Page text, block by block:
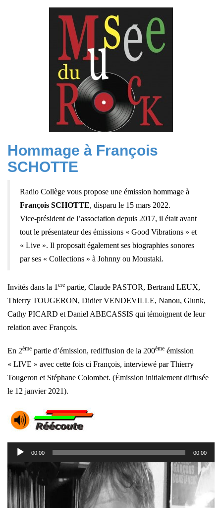
Hommage à François
SCHOTTE
Radio Collège vous propose une émission hommage à
François SCHOTTE, disparu le 15 mars 2022.
Vice-président de l’association depuis 2017, il était avant
tout le présentateur des émissions « Good Vibrations » et
« Live ». Il proposait également ses biographies sonores
par ses « Collections » à Johnny ou Moustaki.
Invités dans la 1 ere partie, Claude PASTOR, Bertrand LEUX,
Thierry TOUGERON, Didier VENDEVILLE, Nanou, Glunk,
Cathy PICARD et Daniel ABECASSIS qui témoignent de leur
relation avec François.
En 2ème partie d’émission, rediffusion de la 200ème émission
« LIVE » avec cette fois ci François, interviewé parThierry
Tougeron et Stéphane Colombet. (Émission initialement diffusée
le 12 janvier 2021).
Lecteur
audio
00:00 00:00